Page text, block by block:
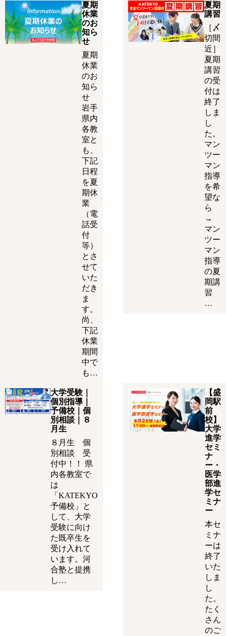
夏期
休業
のお
知ら
せ
夏期
休業
のお
知ら
せ
岩手
県内
各教
室と
も、
下記
日程
を夏
期休
業
（電
話受
付
等）
とさ
せて
いた
だき
ま
す。
尚、
下記
休業
期間
中で
も…
夏期
講習
［〆
切間
近］
夏期
講習
の受
付は
終了
しま
し
た。
マン
ツー
マン
指導
を希
望な
ら
→
マン
ツー
マン
指導
の夏
期講
習
…
大学受験｜
個別指導｜
予備校｜個
別相談｜８
月生
８月生 個
別相談 受
付中！！ 県
内各教室で
は
「KATEKYO
予備校」と
して、大学
受験に向け
た既卒生を
受け入れて
います。河
合塾と提携
し…
【盛
岡駅
前
校】
大学
進学
セミ
ナ
ー・
医学
部進
学セ
ミナ
ー
本セ
ミナ
ーは
終了
いた
しま
し
た。
たく
さん
のご